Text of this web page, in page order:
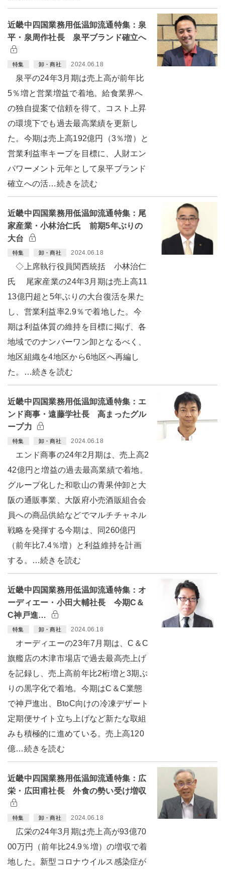
近畿中四国業務用低温卸流通特集：泉
平・泉周作社長 泉平ブランド確立へ
特集 卸・商社 2024.06.18
泉平の24年3月期は売上高が前年比
5％増と営業増益で着地。給食業界へ
の独自提案で信頼を得て、コスト上昇
の環境下でも過去最高業績を更新し
た。今期は売上高192億円（3％増）と
営業利益率キープを目標に、人財エン
パワーメント元年として泉平ブランド
確立への活…続きを読む
近畿中四国業務用低温卸流通特集：尾
家産業・小林治仁氏 前期5年ぶりの
大台
特集 卸・商社 2024.06.18
◇上席執行役員関西統括 小林治仁
氏 尾家産業の24年3月期は売上高11
13億円超と5年ぶりの大台復活を果た
し、営業利益率2.9％で着地した。今
期は利益体質の維持を目標に掲げ、各
地域でのナンバーワン卸となるべく、
地区組織を4地区から6地区へ再編し
た。…続きを読む
近畿中四国業務用低温卸流通特集：エ
ンド商事・遠藤学社長 高まったグル
ープ力
特集 卸・商社 2024.06.18
エンド商事の24年2月期は、売上高2
42億円と増益の過去最高業績で着地。
グループ化した和歌山の青果仲卸と大
阪の通販事業、大阪府小売酒販組合会
員への商品供給などでマルチチャネル
戦略を発揮する今期は、同260億円
（前年比7.4％増）と利益維持を計画
する。…続きを読む
近畿中四国業務用低温卸流通特集：オ
ーディエー・小田大輔社長 今期C＆
C神戸進…
特集 卸・商社 2024.06.18
オーディエーの23年7月期は、C＆C
旗艦店の木津市場店で過去最高売上げ
を記録し、売上高前年比2桁増と3期ぶ
りの黒字化で着地。今期はC＆C業態
で神戸進出、BtoC向けの冷凍デザート
定期便サイト立ち上げなど新たな取組
みも積極的に進めている。売上高120
億…続きを読む
近畿中四国業務用低温卸流通特集：広
栄・広田甫社長 外食の勢い受け増収
特集 卸・商社 2024.06.18
広栄の24年3月期は売上高が93億70
00万円（前年比24.9％増）の増収で着
地した。新型コロナウイルス感染症が